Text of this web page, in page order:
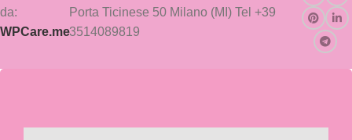
da:
WPCare.me
Porta Ticinese 50 Milano (MI) Tel +39
3514089819